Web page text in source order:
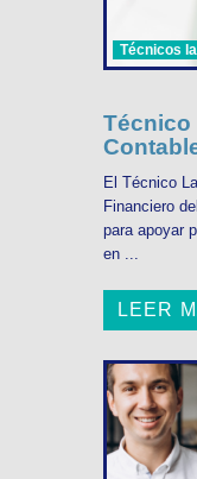
Técnicos
Técnico
El Técnico
Financiero
para apoyar
en ...
LEER